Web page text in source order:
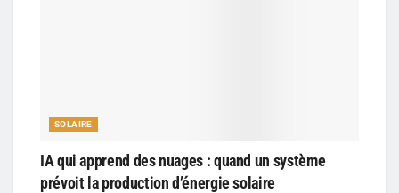
SOLAIRE
IA qui apprend des nuages : quand un système
prévoit la production d’énergie solaire